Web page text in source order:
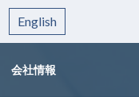
English
会社情報